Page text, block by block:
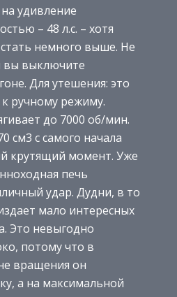
удивление
– 48 л.с. – хотя
немного выше. Не
вы выключите
Для утешения: это
ручному режиму.
до 7000 об/мин.
см3 с самого начала
крутящий момент. Уже
печь
удар. Дудни, в то
мало интересных
Это невыгодно
потому что в
вращения он
а на максимальной